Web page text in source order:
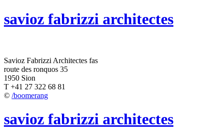
savioz fabrizzi architectes
Savioz Fabrizzi Architectes fas
route des ronquos 35
1950 Sion
T +41 27 322 68 81
© /boomerang
savioz fabrizzi architectes